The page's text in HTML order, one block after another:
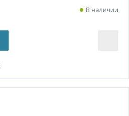
В наличии